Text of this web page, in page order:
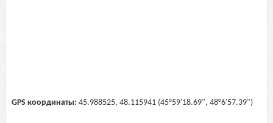
GPS координаты: 45.988525, 48.115941 (45°59'18.69", 48°6'57.39")